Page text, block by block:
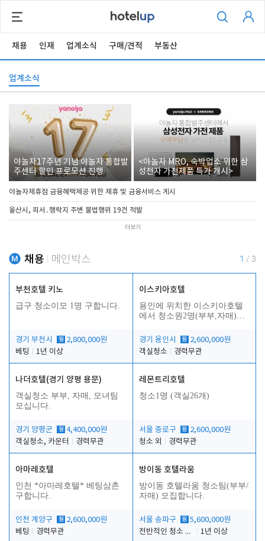
채용 인재 업계소식 구매/견적 부동산
업계소식
야놀자17주년 기념 야놀자 통합발
주센터 할인 프로모션 진행
<야놀자 MRO, 숙박업소 위한 삼
성전자 가전제품 특가 개시>
야놀자제휴점 금융혜택제공 위한 제휴 및 금융서비스 게시
울산시, 피서․행락지 주변 불법행위 19건 적발
더보기
채용 메인박스 1 / 3
부천호텔 키노
급구 청소이모 1명 구합니다.
경기 부천시 월 2,800,000원
베팅
1년 이상
이스키아호텔
용인에 위치한 이스키아호텔
에서 청소원2명(부부,자매)을
경기 용인시
월 2,600,000원
객실청소
경력무관
나더호텔(경기 양평 용문)
객실청소 부부, 자매, 모녀팀
모십니다.
경기 양평군 월 4,400,000원
객실청소, 카운터
경력무관
레몬트리호텔
청소1명 (객실26개)
서울 종로구 월 2,600,000원
청소 외
경력무관
아마레호텔
인천 *아마레호텔* 베팅삼촌
구합니다.
인천 계양구 월 2,600,000원
베팅
경력무관
방이동 호텔라움
방이동 호텔라움 청소팀(부부/
자매) 모집합니다.
서울 송파구 월 5,600,000원
전반적인 청소 업무(객실청소.객실정리)
1년 이상